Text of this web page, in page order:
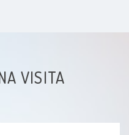
VISITA